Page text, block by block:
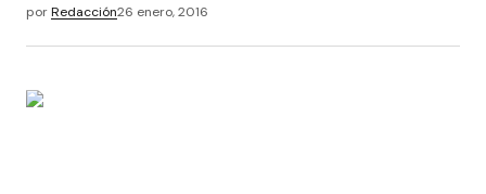
porRedacción26 enero, 2016